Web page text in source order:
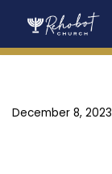
December 8, 2023